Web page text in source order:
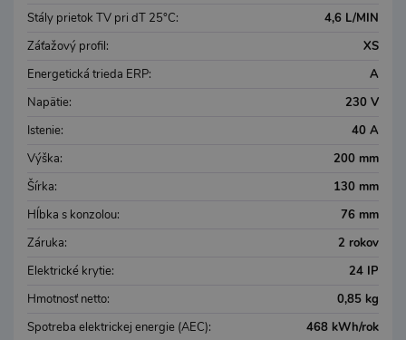
Stály prietok TV pri dT 25°C:
4,6 L/MIN
Záťažový profil:
XS
Energetická trieda ERP:
A
Napätie:
230 V
Istenie:
40 A
Výška:
200 mm
Šírka:
130 mm
Hĺbka s konzolou:
76 mm
Záruka:
2 rokov
Elektrické krytie:
24 IP
Hmotnosť netto:
0,85 kg
Spotreba elektrickej energie (AEC):
468 kWh/rok